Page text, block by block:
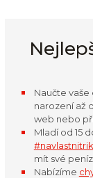
Naučte
narození až
web nebo
Mladí od 15
mít své
Nabízíme